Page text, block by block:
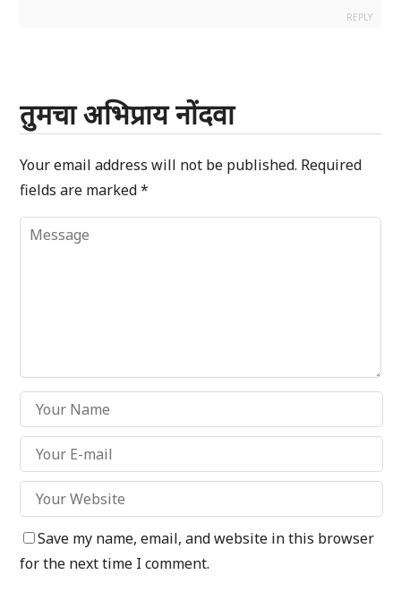
REPLY
तुमचा अभिप्राय नोंदवा
Your email address will not be published. Required
fields are marked*
Save my name, email, and website in this browser
for the next time I comment.